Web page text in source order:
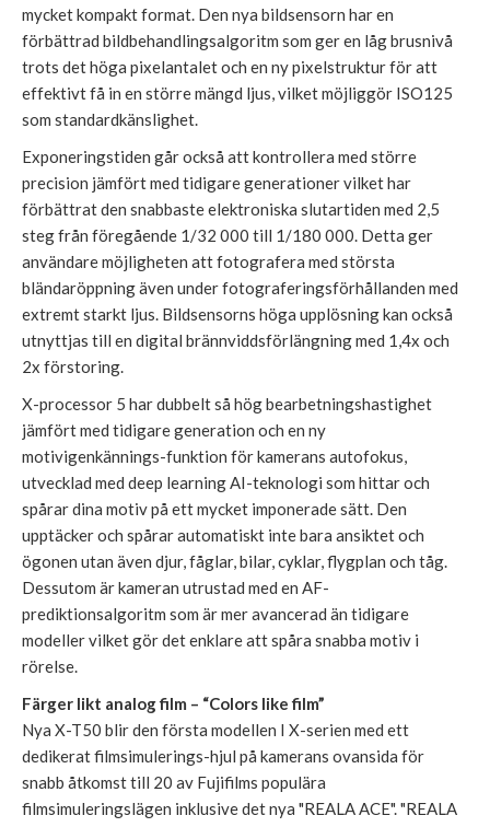
mycket kompakt format. Den nya bildsensorn har en
förbättrad bildbehandlingsalgoritm som ger en låg brusnivå
trots det höga pixelantalet och en ny pixelstruktur för att
effektivt få in en större mängd ljus, vilket möjliggör ISO125
som standardkänslighet.
Exponeringstiden går också att kontrollera med större
precision jämfört med tidigare generationer vilket har
förbättrat den snabbaste elektroniska slutartiden med 2,5
steg från föregående 1/32 000 till 1/180 000. Detta ger
användare möjligheten att fotografera med största
bländaröppning även under fotograferingsförhållanden med
extremt starkt ljus. Bildsensorns höga upplösning kan också
utnyttjas till en digital brännviddsförlängning med 1,4x och
2x förstoring.
X-processor 5 har dubbelt så hög bearbetningshastighet
jämfört med tidigare generation och en ny
motivigenkännings-funktion för kamerans autofokus,
utvecklad med deep learning AI-teknologi som hittar och
spårar dina motiv på ett mycket imponerade sätt. Den
upptäcker och spårar automatiskt inte bara ansiktet och
ögonen utan även djur, fåglar, bilar, cyklar, flygplan och tåg.
Dessutom är kameran utrustad med en AF-
prediktionsalgoritm som är mer avancerad än tidigare
modeller vilket gör det enklare att spåra snabba motiv i
rörelse.
Färger likt analog film – “Colors like film”
Nya X-T50 blir den första modellen I X-serien med ett
dedikerat filmsimulerings-hjul på kamerans ovansida för
snabb åtkomst till 20 av Fujifilms populära
filmsimuleringslägen inklusive det nya "REALA ACE". "REALA